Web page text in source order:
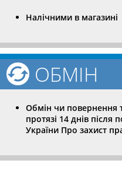
Налічними в магазині
ОБМІН
Обмін чи повернення
протязі 14 днів після
України Про захист